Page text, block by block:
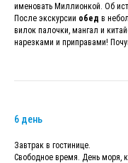
именовать Миллионкой. Об
После экскурсии обед в
вилок палочки, мангал и
нарезками и приправами!
6 день
Завтрак в гостинице.
Свободное время. День моря,